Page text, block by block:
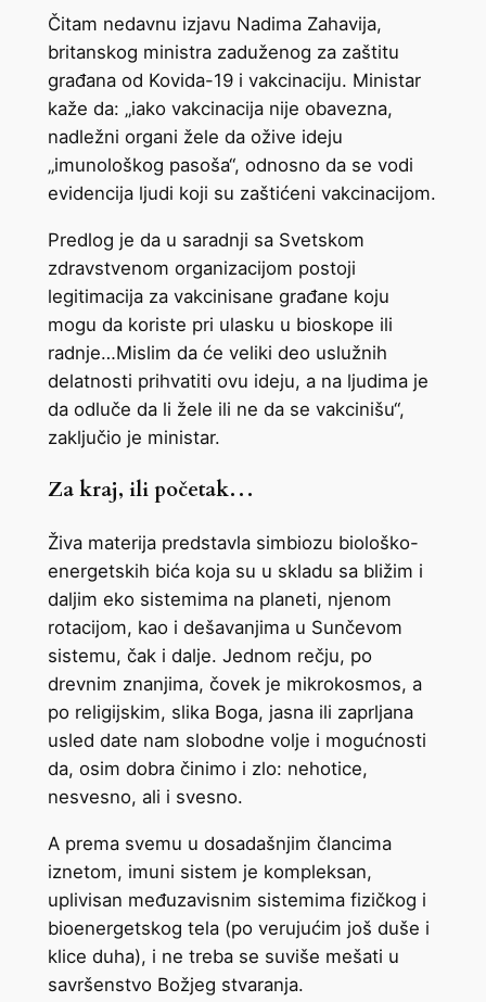
Čitam nedavnu izjavu Nadima Zahavija,
britanskog ministra zaduženog za zaštitu
građana od Kovida-19 i vakcinaciju. Ministar
kaže da: „iako vakcinacija nije obavezna,
nadležni organi žele da ožive ideju
„imunološkog pasoša“, odnosno da se vodi
evidencija ljudi koji su zaštićeni vakcinacijom.
Predlog je da u saradnji sa Svetskom
zdravstvenom organizacijom postoji
legitimacija za vakcinisane građane koju
mogu da koriste pri ulasku u bioskope ili
radnje…Mislim da će veliki deo uslužnih
delatnosti prihvatiti ovu ideju, a na ljudima je
da odluče da li žele ili ne da se vakcinišu“,
zaključio je ministar.
Za kraj, ili početak…
Živa materija predstavla simbiozu biološko-
energetskih bića koja su u skladu sa bližim i
daljim eko sistemima na planeti, njenom
rotacijom, kao i dešavanjima u Sunčevom
sistemu, čak i dalje. Jednom rečju, po
drevnim znanjima, čovek je mikrokosmos, a
po religijskim, slika Boga, jasna ili zaprljana
usled date nam slobodne volje i mogućnosti
da, osim dobra činimo i zlo: nehotice,
nesvesno, ali i svesno.
A prema svemu u dosadašnjim člancima
iznetom, imuni sistem je kompleksan,
uplivisan međuzavisnim sistemima fizičkog i
bioenergetskog tela (po verujućim još duše i
klice duha), i ne treba se suviše mešati u
savršenstvo Božjeg stvaranja.